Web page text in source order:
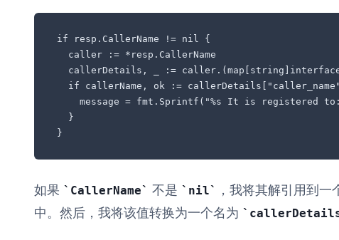
if resp.CallerName != nil {
  caller := *resp.CallerName
callerDetails, _ :=
if callerName, ok :=
message = fmt.Sprintf("%s It is registered
  }
}
如果 CallerName 不是 nil ，我将其解引用到一
中。然后，我将该值转换为一个名为